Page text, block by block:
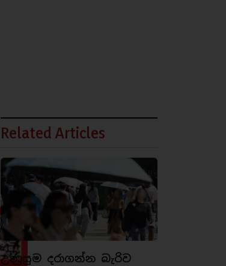
Related Articles
උණුසුම දරාගන්න බැරිව